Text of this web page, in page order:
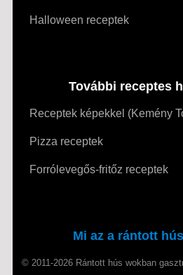
Halloween receptek
További receptes
Receptek képekkel (Kemény
Pizza receptek
Forrólevegős-fritőz receptek
Mi az a rántott
© 2011-2026 Rántott hús wokban